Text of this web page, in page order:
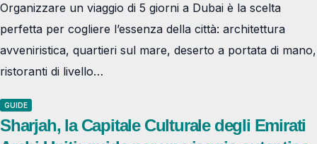
Organizzare un viaggio di 5 giorni a Dubai è la scelta
perfetta per cogliere l’essenza della città: architettura
avveniristica, quartieri sul mare, deserto a portata di mano,
ristoranti di livello…
GUIDE
Sharjah, la Capitale Culturale degli Emirati